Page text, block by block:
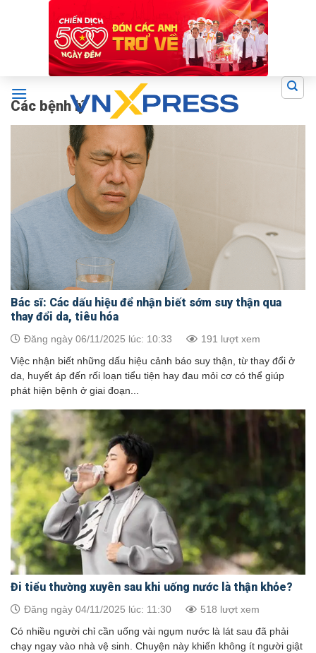
Các bệnh lý
Bác sĩ: Các dấu hiệu để nhận biết sớm suy thận qua
thay đổi da, tiêu hóa
Đăng ngày 06/11/2025 lúc: 10:33 191 lượt xem
Việc nhận biết những dấu hiệu cảnh báo suy thận, từ thay đổi ở
da, huyết áp đến rối loạn tiểu tiện hay đau mỏi cơ có thể giúp
phát hiện bệnh ở giai đoạn...
Đi tiểu thường xuyên sau khi uống nước là thận khỏe?
Đăng ngày 04/11/2025 lúc: 11:30 518 lượt xem
Có nhiều người chỉ cần uống vài ngụm nước là lát sau đã phải
chạy ngay vào nhà vệ sinh. Chuyện này khiến không ít người giật